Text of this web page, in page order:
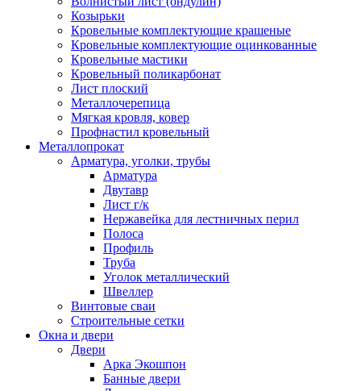
Козырьки
Кровельные комплектующие крашеные
Кровельные комплектующие оцинкованные
Кровельные мастики
Кровельный поликарбонат
Лист плоский
Металлочерепица
Мягкая кровля, ковер
Профнастил кровельный
Металлопрокат
Арматура, уголки, трубы
Арматура
Двутавр
Лист г/к
Нержавейка для лестничных перил
Полоса
Профиль
Труба
Уголок металлический
Швеллер
Винтовые сваи
Строительные сетки
Окна и двери
Двери
Арка Экошпон
Банные двери